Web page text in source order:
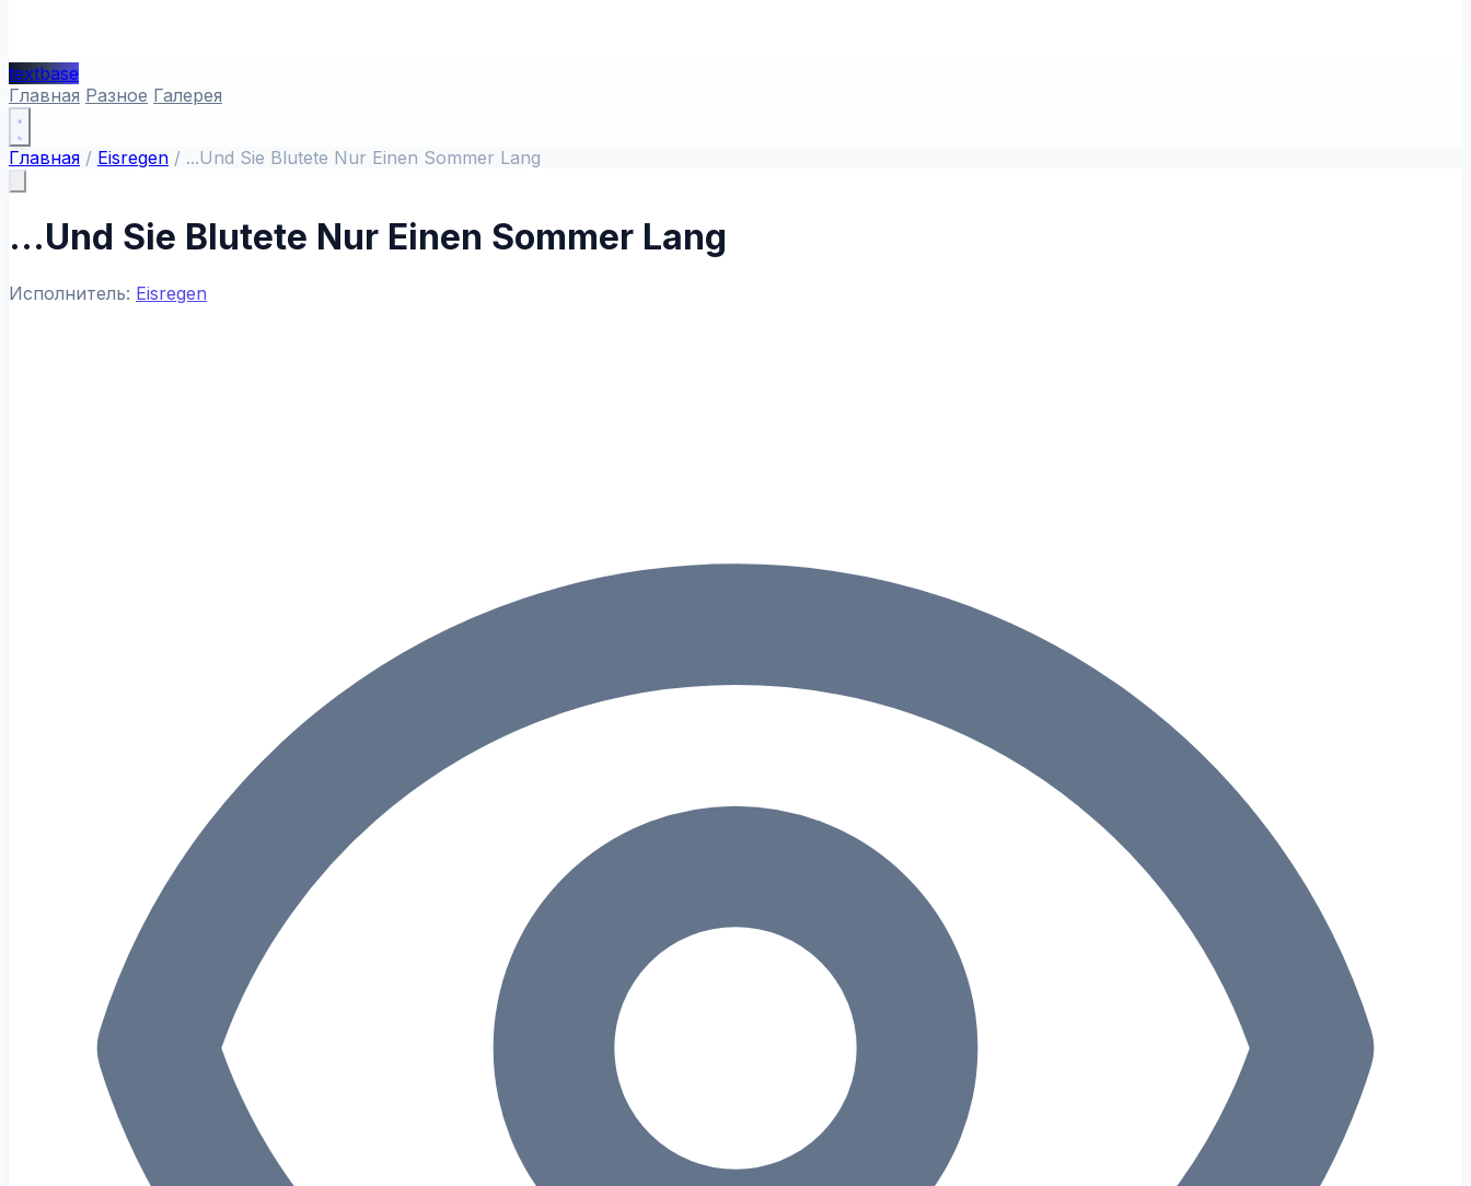
textbase
Главная Разное Галерея
Главная / Eisregen / ...Und Sie Blutete Nur Einen Sommer Lang
...Und Sie Blutete Nur Einen Sommer Lang
Исполнитель: Eisregen